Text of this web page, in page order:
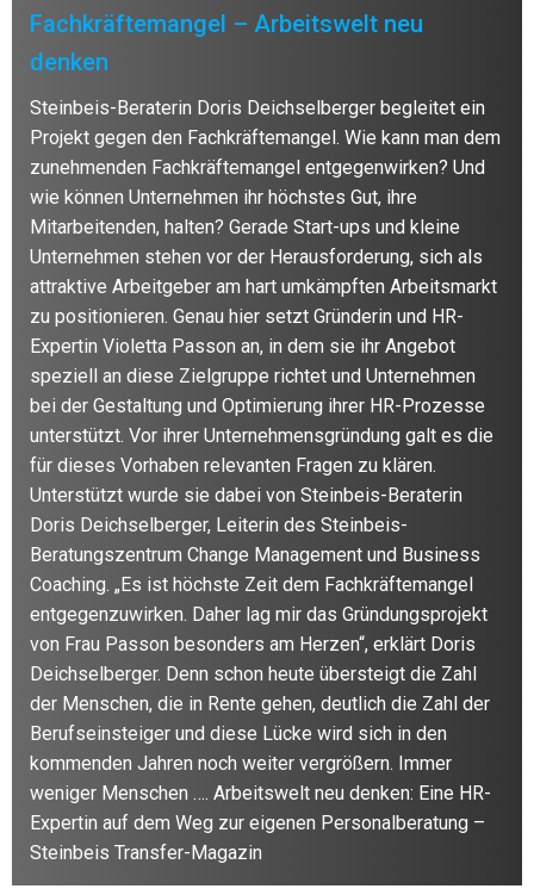
Fachkräftemangel – Arbeitswelt neu
denken
Steinbeis-Beraterin Doris Deichselberger begleitet ein
Projekt gegen den Fachkräftemangel. Wie kann man dem
zunehmenden Fachkräftemangel entgegenwirken? Und
wie können Unternehmen ihr höchstes Gut, ihre
Mitarbeitenden, halten? Gerade Start-ups und kleine
Unternehmen stehen vor der Herausforderung, sich als
attraktive Arbeitgeber am hart umkämpften Arbeitsmarkt
zu positionieren. Genau hier setzt Gründerin und HR-
Expertin Violetta Passon an, in dem sie ihr Angebot
speziell an diese Zielgruppe richtet und Unternehmen
bei der Gestaltung und Optimierung ihrer HR-Prozesse
unterstützt. Vor ihrer Unternehmensgründung galt es die
für dieses Vorhaben relevanten Fragen zu klären.
Unterstützt wurde sie dabei von Steinbeis-Beraterin
Doris Deichselberger, Leiterin des Steinbeis-
Beratungszentrum Change Management und Business
Coaching. „Es ist höchste Zeit dem Fachkräftemangel
entgegenzuwirken. Daher lag mir das Gründungsprojekt
von Frau Passon besonders am Herzen“, erklärt Doris
Deichselberger. Denn schon heute übersteigt die Zahl
der Menschen, die in Rente gehen, deutlich die Zahl der
Berufseinsteiger und diese Lücke wird sich in den
kommenden Jahren noch weiter vergrößern. Immer
weniger Menschen …. Arbeitswelt neu denken: Eine HR-
Expertin auf dem Weg zur eigenen Personalberatung –
Steinbeis Transfer-Magazin